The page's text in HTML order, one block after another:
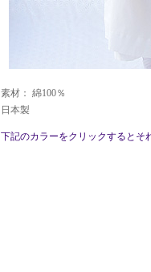
素材： 綿100％
日本製
下記のカラーをクリックするとそ